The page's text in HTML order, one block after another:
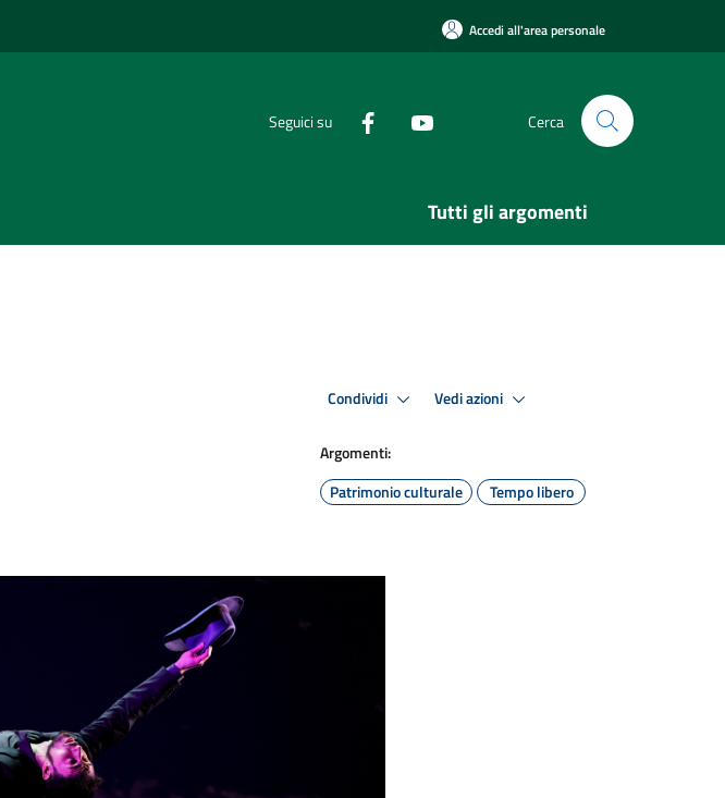
Accedi all'area personale
Seguici su Cerca
Tutti gli argomenti
Condividi Vedi azioni
Argomenti:
Patrimonio culturale
Tempo libero